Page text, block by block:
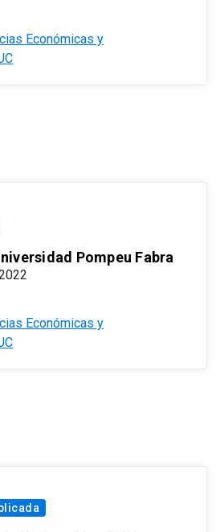
Económicas y
Pompeu Fabra
Económicas y